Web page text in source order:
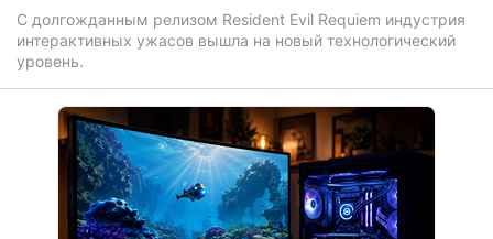
С долгожданным релизом Resident Evil Requiem индустрия
интерактивных ужасов вышла на новый технологический
уровень.